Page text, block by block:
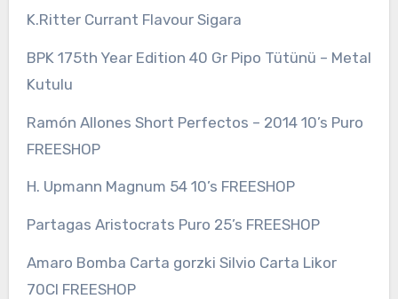
K.Ritter Currant Flavour Sigara
BPK 175th Year Edition 40 Gr Pipo Tütünü – Metal
Kutulu
Ramón Allones Short Perfectos – 2014 10’s Puro
FREESHOP
H. Upmann Magnum 54 10’s FREESHOP
Partagas Aristocrats Puro 25’s FREESHOP
Amaro Bomba Carta gorzki Silvio Carta Likor
70Cl FREESHOP